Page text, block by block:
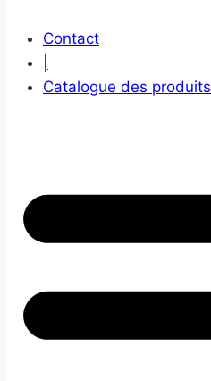
Contact
Catalogue des produits